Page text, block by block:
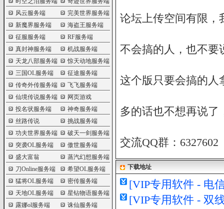
风云服务端
完美世界服务端
新魔界服务端
海盗王服务端
征服服务端
RF服务端
真封神服务端
机战服务端
天龙八部服务端
惊天动地服务端
三国OL服务端
征途服务端
传奇外传服务端
飞飞服务端
仙境传说服务端
网页游戏
投名状服务端
神奇服务端
丝路传说
挑战服务端
功夫世界服务端
破天一剑服务端
突袭OL服务端
傲世服务端
盛大富翁
蒸汽幻想服务端
刀Online服务端
希望OL服务端
猛将OL服务端
密传服务端
天地OL服务端
星钻物语服务端
露娜ol服务端
诛仙服务端
论坛上传空间有限，
不会搞的人，也不要
这个版只要会搞的人
多的话也不想再说了
交流QQ群：6327602
下载地址
[VIP专用软件 - 电
[VIP专用软件 - 双